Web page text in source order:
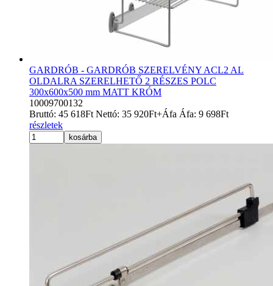
GARDRÓB - GARDRÓB SZERELVÉNY ACL2 AL
OLDALRA SZERELHETŐ 2 RÉSZES POLC
300x600x500 mm MATT KRÓM
10009700132
Bruttó: 45 618Ft Nettó: 35 920Ft+Áfa Áfa: 9 698Ft
részletek
kosárba